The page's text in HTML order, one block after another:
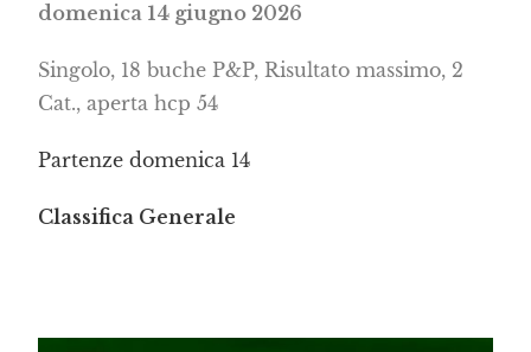
domenica 14 giugno 2026
Singolo, 18 buche P&P, Risultato massimo, 2
Cat., aperta hcp 54
Partenze domenica 14
Classifica Generale